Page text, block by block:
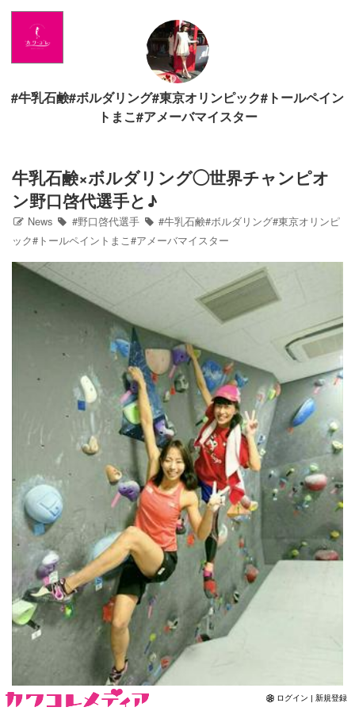
Home
News
出演情報
Twitter
Profile
写真館
Contact
#牛乳石鹸#ボルダリング#東京オリンピック#トールペイン
トまこ#アメーバマイスター
牛乳石鹸×ボルダリング◯世界チャンピオ
ン野口啓代選手と♪
News #野口啓代選手
#牛乳石鹸#ボルダリング#東京オリンピ
ック#トールペイントまこ#アメーバマイスター
ログイン | 新規登録